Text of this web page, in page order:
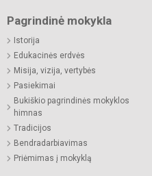
Pagrindinė mokykla
Istorija
Edukacinės erdvės
Misija, vizija, vertybės
Pasiekimai
Bukiškio pagrindinės mokyklos
himnas
Tradicijos
Bendradarbiavimas
Priėmimas į mokyklą